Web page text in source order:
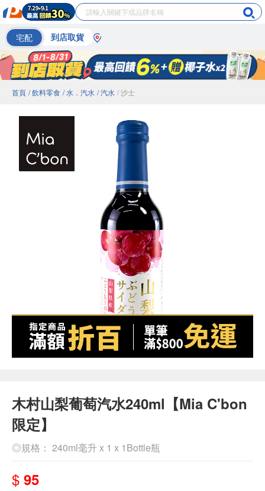
宅配 到店取貨
首頁 / 飲料零食 / 水．汽水 / 汽水 / 沙士
木村山梨葡萄汽水240ml【Mia C'bon
限定】
◎規格： 240ml毫升 x 1 x 1Bottle瓶
$ 95